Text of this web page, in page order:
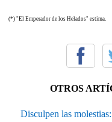
(*) "El Emperador de los Helados" estima.
OTROS
Disculpen las